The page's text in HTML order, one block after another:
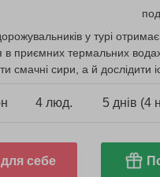
у турі
в приємних термальних
смачні сири, а й дослідити
4 люд. 5 днів (4
себе